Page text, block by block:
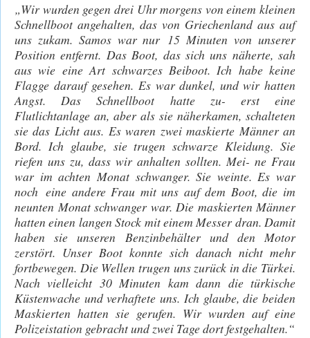
„Wir wurden gegen drei Uhr morgens von einem kleinen
Schnellboot angehalten, das von Griechenland aus auf
uns zukam. Samos war nur 15 Minuten von unserer
Position entfernt. Das Boot, das sich uns näherte, sah
aus wie eine Art schwarzes Beiboot. Ich habe keine
Flagge darauf gesehen. Es war dunkel, und wir hatten
Angst. Das Schnellboot hatte zu- erst eine
Flutlichtanlage an, aber als sie näherkamen, schalteten
sie das Licht aus. Es waren zwei maskierte Männer an
Bord. Ich glaube, sie trugen schwarze Kleidung. Sie
riefen uns zu, dass wir anhalten sollten. Mei- ne Frau
war im achten Monat schwanger. Sie weinte. Es war
noch eine andere Frau mit uns auf dem Boot, die im
neunten Monat schwanger war. Die maskierten Männer
hatten einen langen Stock mit einem Messer dran. Damit
haben sie unseren Benzinbehälter und den Motor
zerstört. Unser Boot konnte sich danach nicht mehr
fortbewegen. Die Wellen trugen uns zurück in die Türkei.
Nach vielleicht 30 Minuten kam dann die türkische
Küstenwache und verhaftete uns. Ich glaube, die beiden
Maskierten hatten sie gerufen. Wir wurden auf eine
Polizeistation gebracht und zwei Tage dort festgehalten.“